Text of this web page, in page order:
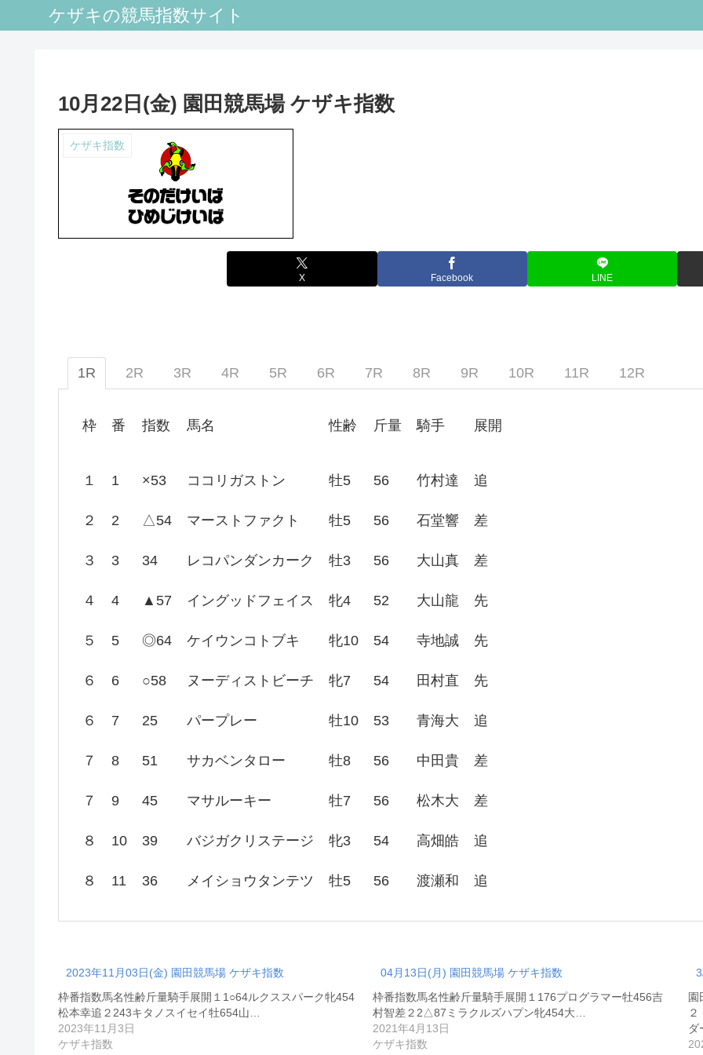
ケザキの競馬指数サイト
10月22日(金) 園田競馬場 ケザキ指数
ケザキ指数
X Facebook LINE
1R 2R 3R 4R 5R 6R 7R 8R 9R 10R 11R 12R
枠 番 指数 馬名 性齢 斤量 騎手 展開
１ 1 ×53 ココリガストン 牡5 56 竹村達 追
２ 2 △54 マーストファクト 牡5 56 石堂響 差
３ 3 34 レコパンダンカーク 牡3 56 大山真 差
４ 4 ▲57 イングッドフェイス 牝4 52 大山龍 先
５ 5 ◎64 ケイウンコトブキ 牝10 54 寺地誠 先
６ 6 ○58 ヌーディストビーチ 牝7 54 田村直 先
６ 7 25 パープレー 牡10 53 青海大 追
７ 8 51 サカベンタロー 牡8 56 中田貴 差
７ 9 45 マサルーキー 牡7 56 松木大 差
８ 10 39 バジガクリステージ 牝3 54 高畑皓 追
８ 11 36 メイショウタンテツ 牡5 56 渡瀬和 追
2023年11月03日(金) 園田競馬場 ケザキ指数
枠番指数馬名性齢斤量騎手展開１1○64ルクススパーク牝454
松本幸追２243キタノスイセイ牡654山…
2023年11月3日
ケザキ指数
04月13日(月) 園田競馬場 ケザキ指数
枠番指数馬名性齢斤量騎手展開１176プログラマー牡456吉
村智差２2△87ミラクルズハプン牝454大…
2021年4月13日
ケザキ指数
園